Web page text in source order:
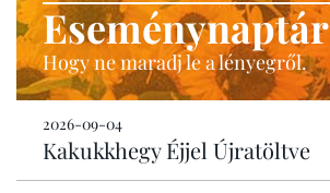
Eseménynaptár
Hogy ne maradj le a lényegről.
2026-09-04
Kakukkhegy Éjjel Újratöltve